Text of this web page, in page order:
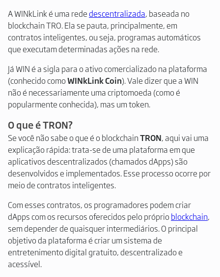
A WINkLink é uma rededescentralizada, baseada no
blockchain TRO. Ela se pauta, principalmente, em
contratos inteligentes, ou seja, programas automáticos
que executam determinadas ações na rede.
Já WIN é a sigla para o ativo comercializado na plataforma
(conhecido comoWINkLink Coin). Vale dizer que a WIN
não é necessariamente uma criptomoeda (como é
popularmente conhecida), mas um token.
O que é TRON?
Se você não sabe o que é o blockchainTRON, aqui vai uma
explicação rápida: trata-se de uma plataforma em que
aplicativos descentralizados (chamados dApps) são
desenvolvidos e implementados. Esse processo ocorre por
meio de contratos inteligentes.
Com esses contratos, os programadores podem criar
dApps com os recursos oferecidos pelo próprioblockchain,
sem depender de quaisquer intermediários. O principal
objetivo da plataforma é criar um sistema de
entretenimento digital gratuito, descentralizado e
acessível.